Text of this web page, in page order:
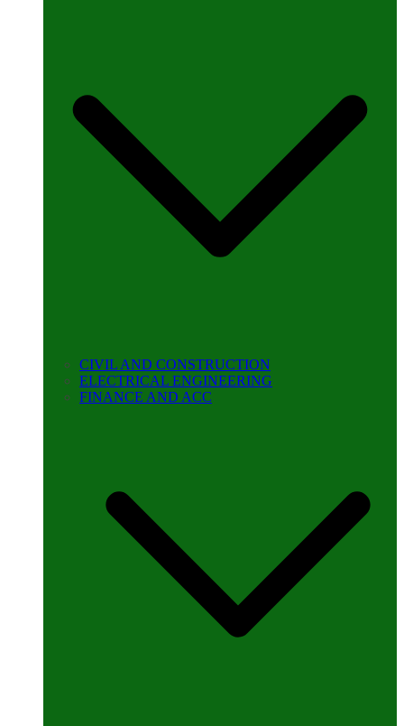
CIVIL AND CONSTRUCTION
ELECTRICAL ENGINEERING
FINANCE AND ACC